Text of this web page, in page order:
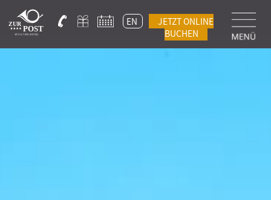
EN
JETZT ONLINE
BUCHEN